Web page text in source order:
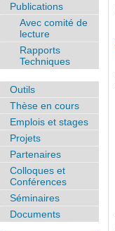
Publications
Avec comité de
lecture
Rapports
Techniques
Outils
Thèse en cours
Emplois et stages
Projets
Partenaires
Colloques et
Conférences
Séminaires
Documents